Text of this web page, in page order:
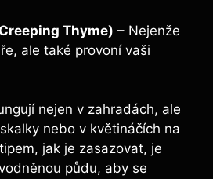
Thyme) – Nejenže
ale také provoní vaši
nejen v zahradách, ale
nebo v květináčích na
jak je zasazovat, je
půdu, aby se